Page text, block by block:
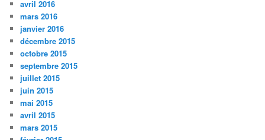
avril 2016
mars 2016
janvier 2016
décembre 2015
octobre 2015
septembre 2015
juillet 2015
juin 2015
mai 2015
avril 2015
mars 2015